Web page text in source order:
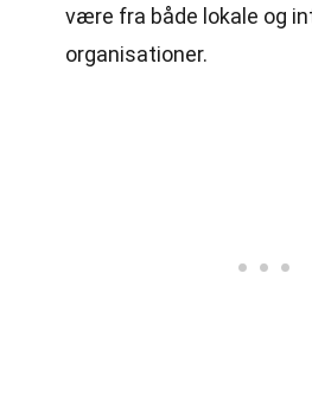
være fra både lokale og
organisationer.